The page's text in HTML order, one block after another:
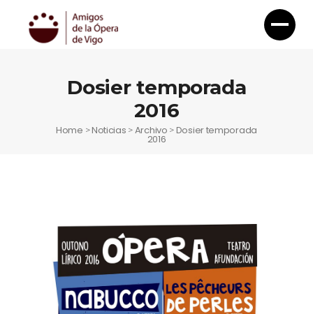
Dosier temporada
2016
Home >Noticias >Archivo >Dosier temporada
2016